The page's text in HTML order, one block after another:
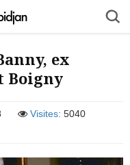
ex
Boigny
Visites: 5040